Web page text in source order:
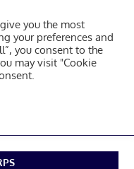
you the most
your preferences and
you consent to the
may visit "Cookie